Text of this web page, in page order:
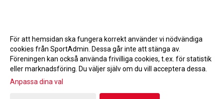
Gå till Webbversion
För att hemsidan ska fungera korrekt använder vi nödvändiga
cookies från SportAdmin. Dessa går inte att stänga av.
Föreningen kan också använda frivilliga cookies, t.ex. för statistik
eller marknadsföring. Du väljer själv om du vill acceptera dessa.
Anpassa dina val